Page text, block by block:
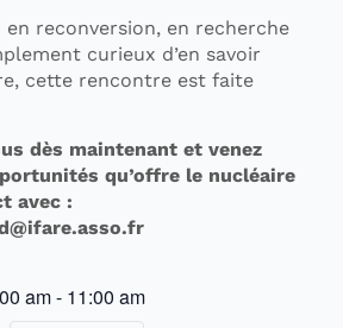
en reconversion, en recherche
curieux d’en savoir
cette rencontre est faite
dès maintenant et venez
qu’offre le nucléaire
avec :
am- 11:00 am